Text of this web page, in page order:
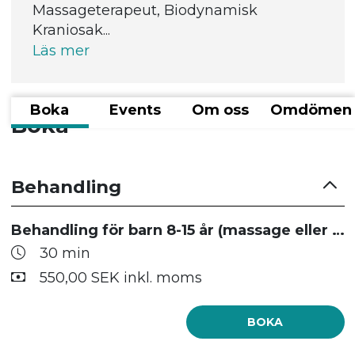
Massageterapeut, Biodynamisk
Kraniosak...
Läs mer
Boka Events Om oss Omdömen
Boka
Behandling
Behandling för barn 8-15 år (massage eller fascia)
30 min
550,00 SEK inkl. moms
BOKA